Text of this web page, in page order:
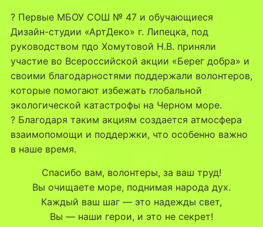
? Первые МБОУ СОШ № 47 и обучающиеся
Дизайн-студии «АртДеко» г. Липецка, под
руководством пдо Хомутовой Н.В. приняли
участие во Всероссийской акции «Берег добра» и
своими благодарностями поддержали волонтеров,
которые помогают избежать глобальной
экологической катастрофы на Черном море.
? Благодаря таким акциям создается атмосфера
взаимопомощи и поддержки, что особенно важно
в наше время.
Спасибо вам, волонтеры, за ваш труд!
Вы очищаете море, поднимая народа дух.
Каждый ваш шаг — это надежды свет,
Вы — наши герои, и это не секрет!